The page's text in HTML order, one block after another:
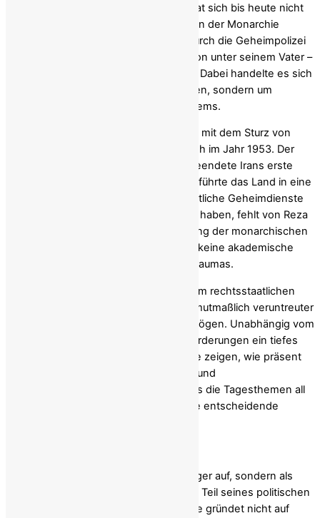
kritischen Aufarbeitung. Reza Pahlavi hat sich bis heute nicht
eindeutig von den zentralen Verbrechen der Monarchie
distanziert. Die systematische Folter durch die Geheimpolizei
SAVAK, die flächendeckende Repression unter seinem Vater –
all dies wird relativiert oder ausgespart. Dabei handelte es sich
nicht um historische Randerscheinungen, sondern um
tragende Säulen eines autoritären Systems.
Besonders sensibel bleibt der Umgang mit dem Sturz von
Premierminister Mohammad Mossadegh im Jahr 1953. Der
von CIA und MI6 organisierte Putsch beendete Irans erste
demokratisch gewählte Regierung und führte das Land in eine
jahrzehntelange Diktatur. Während westliche Geheimdienste
ihre Rolle inzwischen offen eingeräumt haben, fehlt von Reza
Pahlavi bis heute eine klare Anerkennung der monarchischen
Verantwortung. Für viele Iraner ist dies keine akademische
Frage, sondern Teil eines kollektiven Traumas.
Hinzu kommen Forderungen nach einem rechtsstaatlichen
Verfahren gegen Reza Pahlavi wegen mutmaßlich veruntreuter
Milliardenbeträge aus staatlichem Vermögen. Unabhängig vom
juristischen Ausgang spiegeln diese Forderungen ein tiefes
gesellschaftliches Misstrauen wider. Sie zeigen, wie präsent
die Erinnerung an Machtkonzentration und
Privilegienherrschaft geblieben ist. Dass die Tagesthemen all
diese Aspekte ausblendeten, lässt eine entscheidende
Reza Pahlavi tritt nicht als neutraler Bürger auf, sondern als
Erbe einer Dynastie. Der Titel „Prinz“ ist Teil seines politischen
Selbstverständnisses. Doch Demokratie gründet nicht auf